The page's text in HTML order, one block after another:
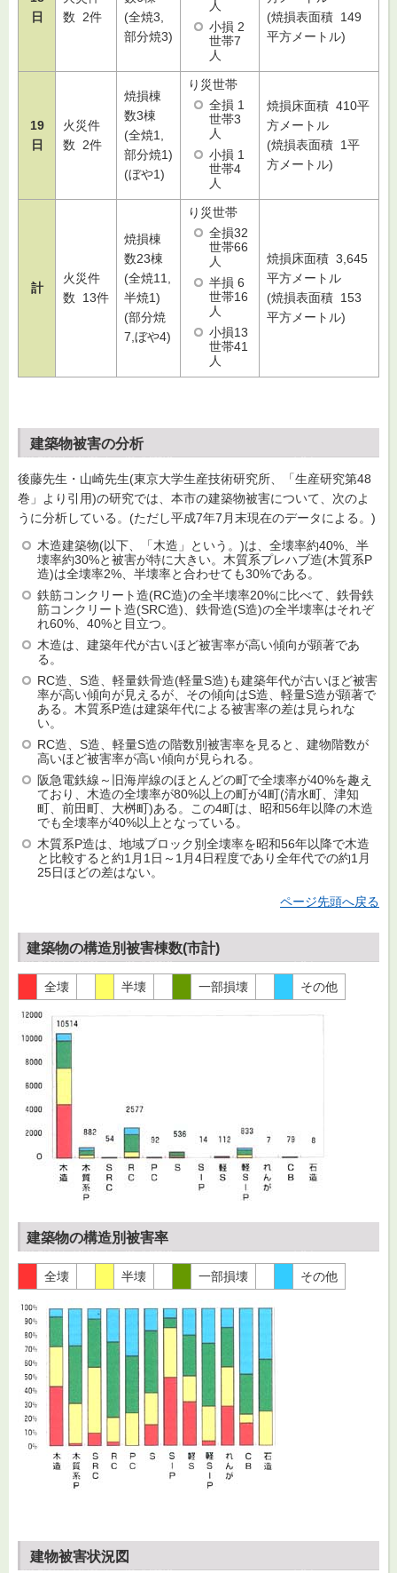
日
数 2件
(全焼3,
部分焼3)
人
小損 2
世帯7
人
(焼損表面積 149
平方メートル)
19
日
火災件
数 2件
焼損棟
数3棟
(全焼1,
部分焼1)
(ぼや1)
り災世帯
全損 1
世帯3
人
小損 1
世帯4
人
焼損床面積 410平
方メートル
(焼損表面積 1平
方メートル)
計
火災件
数 13件
焼損棟
数23棟
(全焼11,
半焼1)
(部分焼
7,ぼや4)
り災世帯
全損32
世帯66
人
半損 6
世帯16
人
小損13
世帯41
人
焼損床面積 3,645
平方メートル
(焼損表面積 153
平方メートル)
建築物被害の分析
後藤先生・山崎先生(東京大学生産技術研究所、「生産研究第48
巻」より引用)の研究では、本市の建築物被害について、次のよ
うに分析している。(ただし平成7年7月末現在のデータによる。)
木造建築物(以下、「木造」という。)は、全壊率約40%、半
壊率約30%と被害が特に大きい。木質系プレハブ造(木質系P
造)は全壊率2%、半壊率と合わせても30%である。
鉄筋コンクリート造(RC造)の全半壊率20%に比べて、鉄骨鉄
筋コンクリート造(SRC造)、鉄骨造(S造)の全半壊率はそれぞ
れ60%、40%と目立つ。
木造は、建築年代が古いほど被害率が高い傾向が顕著であ
る。
RC造、S造、軽量鉄骨造(軽量S造)も建築年代が古いほど被害
率が高い傾向が見えるが、その傾向はS造、軽量S造が顕著で
ある。木質系P造は建築年代による被害率の差は見られな
い。
RC造、S造、軽量S造の階数別被害率を見ると、建物階数が
高いほど被害率が高い傾向が見られる。
阪急電鉄線～旧海岸線のほとんどの町で全壊率が40%を趣え
ており、木造の全壊率が80%以上の町が4町(清水町、津知
町、前田町、大桝町)ある。この4町は、昭和56年以降の木造
でも全壊率が40%以上となっている。
木質系P造は、地域ブロック別全壊率を昭和56年以降で木造
と比較すると約1月1日～1月4日程度であり全年代での約1月
25日ほどの差はない。
ページ先頭へ戻る
建築物の構造別被害棟数(市計)
全壊 半壊 一部損壊 その他
建築物の構造別被害率
全壊 半壊 一部損壊 その他
建物被害状況図